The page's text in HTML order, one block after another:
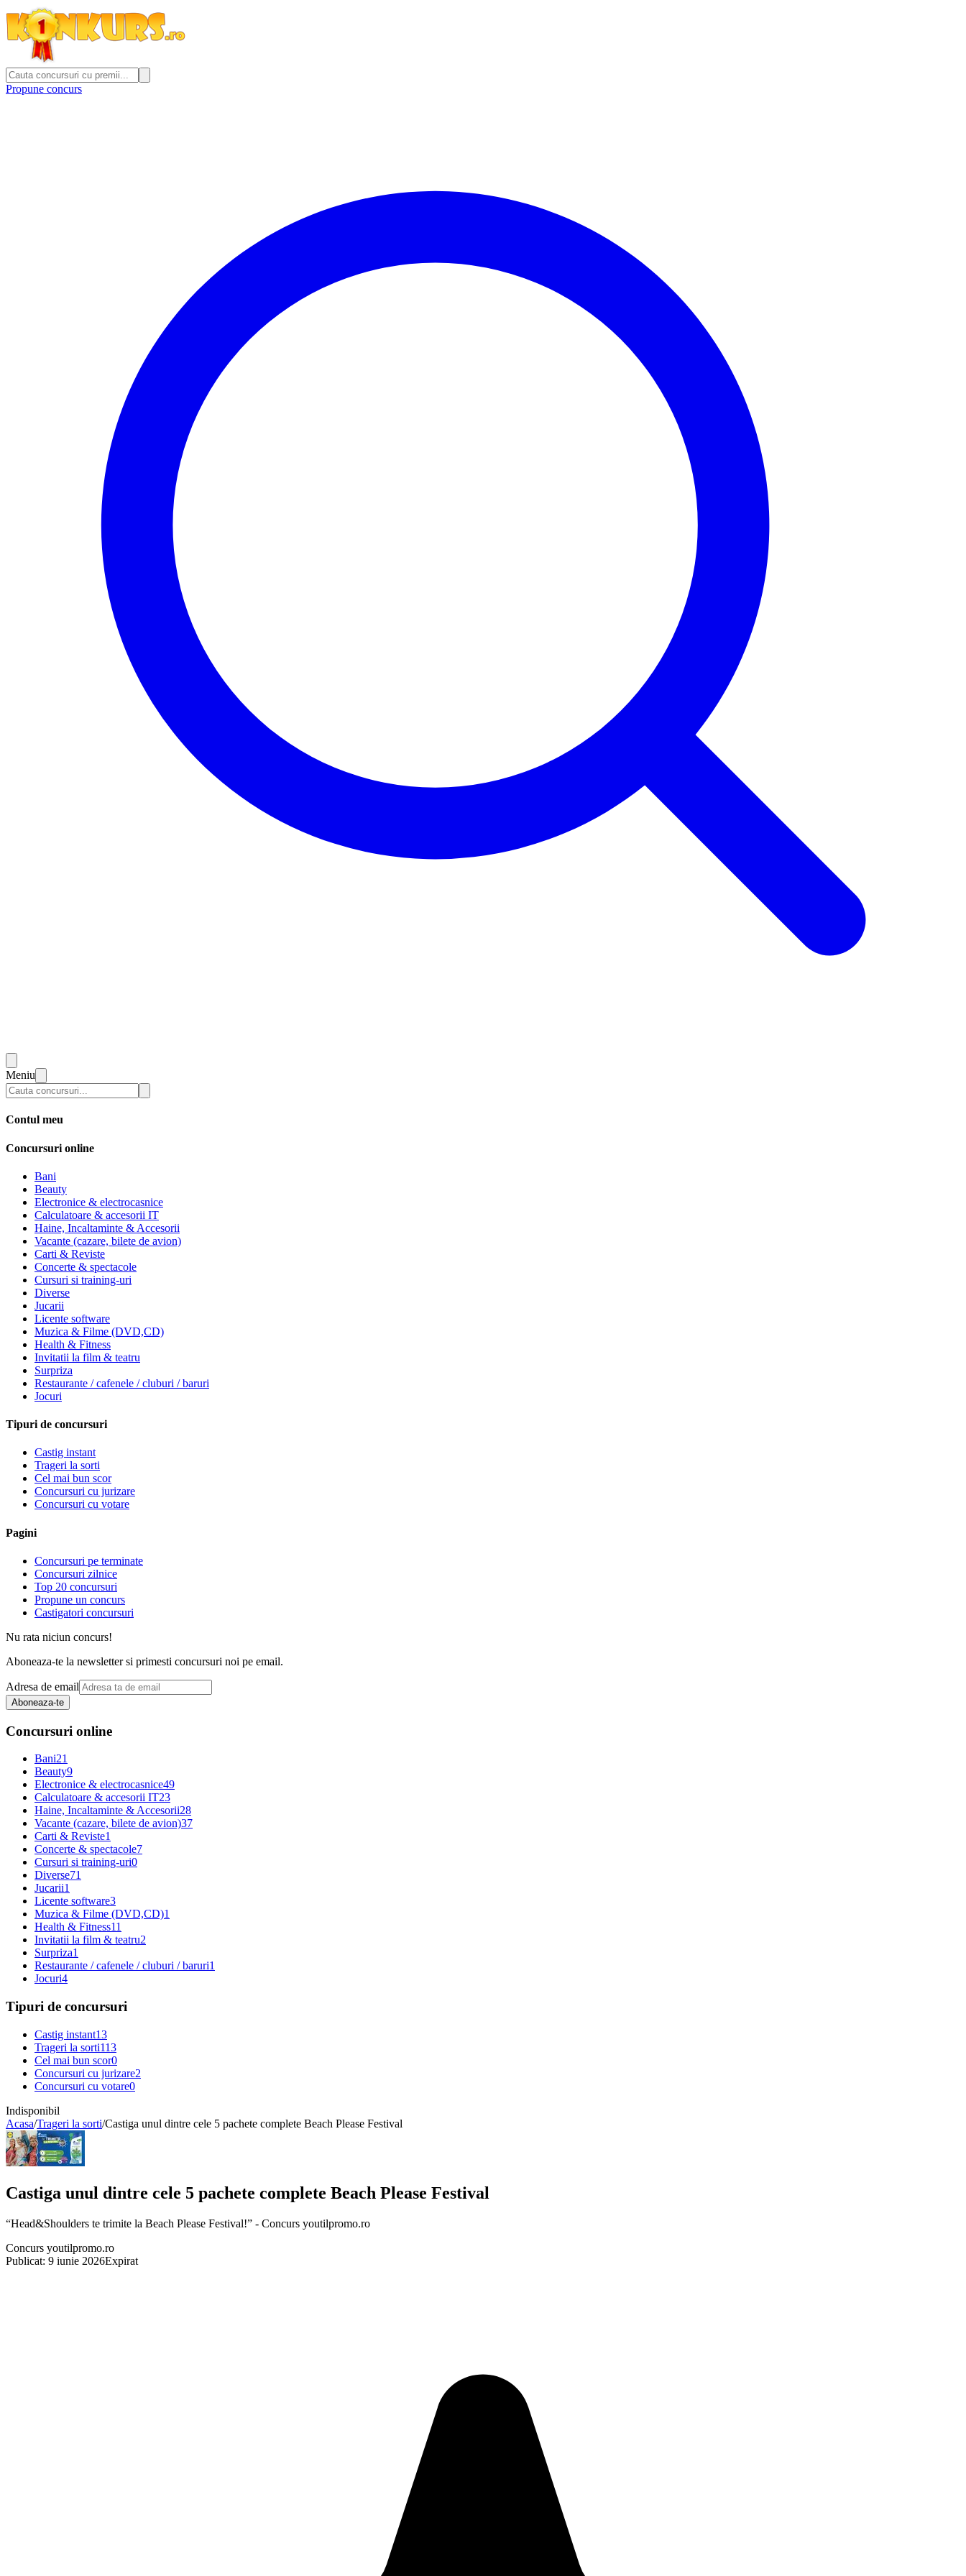
Propune concurs
Meniu
Contul meu
Concursuri online
Bani
Beauty
Electronice & electrocasnice
Calculatoare & accesorii IT
Haine, Incaltaminte & Accesorii
Vacante (cazare, bilete de avion)
Carti & Reviste
Concerte & spectacole
Cursuri si training-uri
Diverse
Jucarii
Licente software
Muzica & Filme (DVD,CD)
Health & Fitness
Invitatii la film & teatru
Surpriza
Restaurante / cafenele / cluburi / baruri
Jocuri
Tipuri de concursuri
Castig instant
Trageri la sorti
Cel mai bun scor
Concursuri cu jurizare
Concursuri cu votare
Pagini
Concursuri pe terminate
Concursuri zilnice
Top 20 concursuri
Propune un concurs
Castigatori concursuri
Nu rata niciun concurs!
Aboneaza-te la newsletter si primesti concursuri noi pe email.
Adresa de email
Aboneaza-te
Concursuri online
Bani21
Beauty9
Electronice & electrocasnice49
Calculatoare & accesorii IT23
Haine, Incaltaminte & Accesorii28
Vacante (cazare, bilete de avion)37
Carti & Reviste1
Concerte & spectacole7
Cursuri si training-uri0
Diverse71
Jucarii1
Licente software3
Muzica & Filme (DVD,CD)1
Health & Fitness11
Invitatii la film & teatru2
Surpriza1
Restaurante / cafenele / cluburi / baruri1
Jocuri4
Tipuri de concursuri
Castig instant13
Trageri la sorti113
Cel mai bun scor0
Concursuri cu jurizare2
Concursuri cu votare0
Indisponibil
Acasa/Trageri la sorti/Castiga unul dintre cele 5 pachete complete Beach Please Festival
Castiga unul dintre cele 5 pachete complete Beach Please Festival
“Head&Shoulders te trimite la Beach Please Festival!” - Concurs youtilpromo.ro
Concurs youtilpromo.ro
Publicat: 9 iunie 2026Expirat